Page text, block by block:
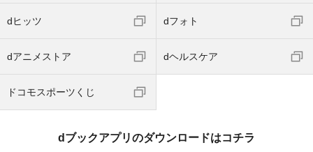
dヒッツ dフォト
dアニメストア dヘルスケア
ドコモスポーツくじ
dブックアプリのダウンロードはコチラ